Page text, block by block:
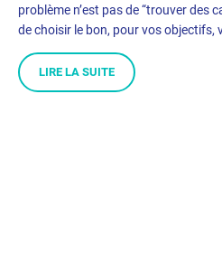
problème n’est pas de “trouver des
de choisir le bon, pour vos objectifs,
LIRE LA SUITE